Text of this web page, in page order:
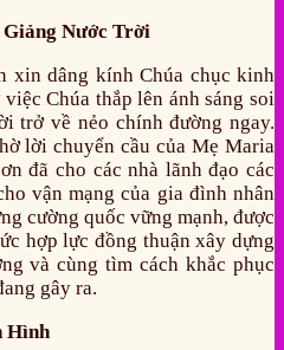
Nước Trời
xin dâng kính Chúa chục kinh
Chúa thắp lên ánh sáng soi
trở về nẻo chính đường ngay.
lời chuyển cầu của Mẹ Maria
đã cho các nhà lãnh đạo các
vận mạng của gia đình nhân
cường quốc vững mạnh, được
hợp lực đồng thuận xây dựng
và cùng tìm cách khắc phục
gây ra.
Hình